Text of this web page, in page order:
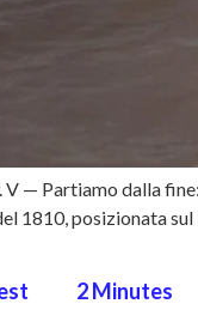
V — Partiamo dalla
1810, posizionata
2 Minutes